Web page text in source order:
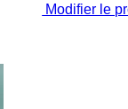
Modifier le